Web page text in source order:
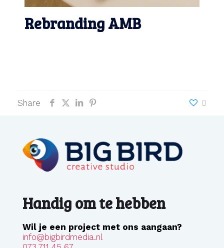
Rebranding AMB
Share 0
Handig om te hebben
Wil je een project met ons aangaan?
info@bigbirdmedia.nl